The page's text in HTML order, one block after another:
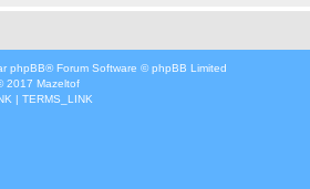
phpBB® Forum Software © phpBB Limited
2017 Mazeltof
| TERMS_LINK